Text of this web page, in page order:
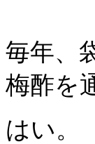
毎年、
梅酢を
はい。